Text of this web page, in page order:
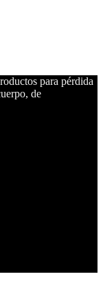
para pérdida
de